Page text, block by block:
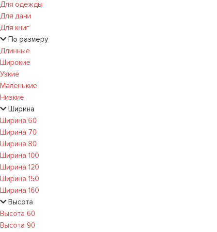
Для одежды
Для дачи
Для книг
По размеру
Длинные
Широкие
Узкие
Маленькие
Низкие
Ширина
Ширина 60
Ширина 70
Ширина 80
Ширина 100
Ширина 120
Ширина 150
Ширина 160
Высота
Высота 60
Высота 90